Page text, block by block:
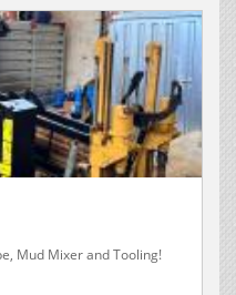
Mud Mixer and Tooling!